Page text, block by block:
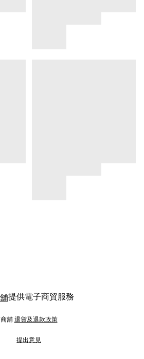
提供電子商貿服務
商舖 退貨及退款政策
提出意見